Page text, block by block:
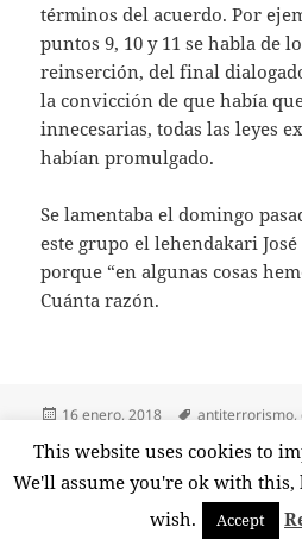
términos del acuerdo. Por
puntos 9, 10 y 11 se habla de
reinserción, del final
la convicción de que había
innecesarias, todas las leyes
habían promulgado.
Se lamentaba el domingo
este grupo el lehendakari
porque “en algunas cosas
Cuánta razón.
Publicado
16 enero, 2018 Etiquetas
antiterrorismo,
violencia
1 comentarioen Aquel
Funciona gracias a WordPress
This website uses cookies to
We'll assume you're ok with
wish.
Accept